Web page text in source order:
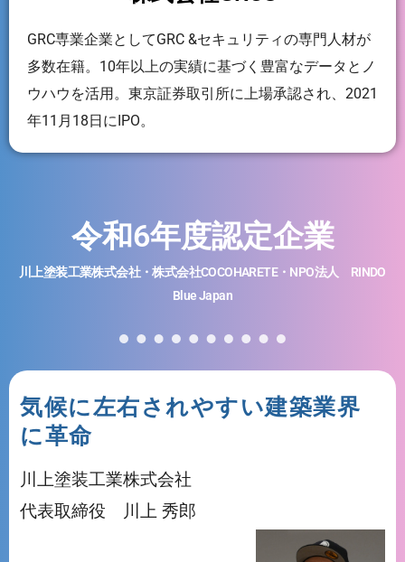
GRC専業企業としてGRC &セキュリティの専門人材が
多数在籍。10年以上の実績に基づく豊富なデータとノ
ウハウを活用。東京証券取引所に上場承認され、2021
年11月18日にIPO。
令和6年度認定企業
川上塗装工業株式会社・株式会社COCOHARETE・NPO法人 RINDO
Blue Japan
気候に左右されやすい建築業界
に革命
川上塗装工業株式会社
代表取締役 川上 秀郎